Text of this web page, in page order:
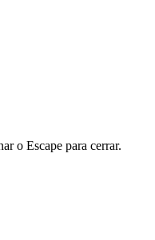
o Escape para cerrar.